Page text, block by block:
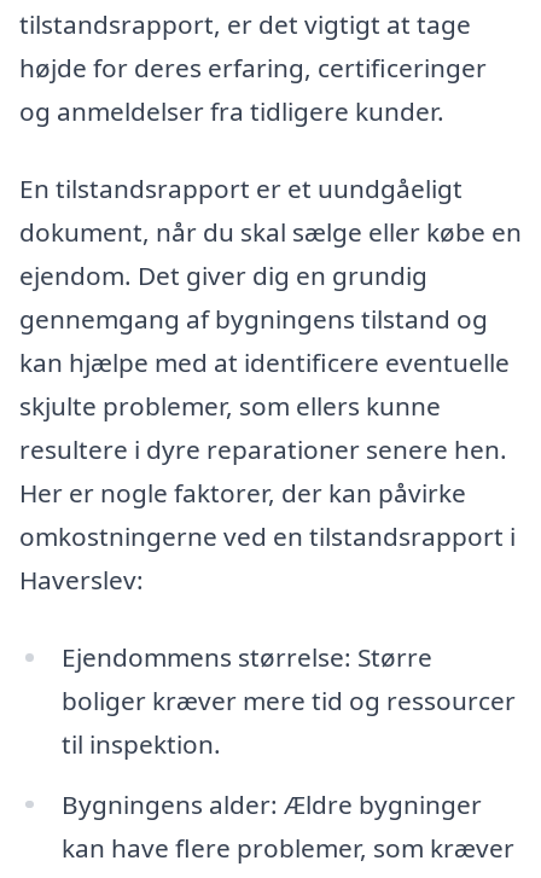
tilstandsrapport, er det vigtigt at tage
højde for deres erfaring, certificeringer
og anmeldelser fra tidligere kunder.
En tilstandsrapport er et uundgåeligt
dokument, når du skal sælge eller købe en
ejendom. Det giver dig en grundig
gennemgang af bygningens tilstand og
kan hjælpe med at identificere eventuelle
skjulte problemer, som ellers kunne
resultere i dyre reparationer senere hen.
Her er nogle faktorer, der kan påvirke
omkostningerne ved en tilstandsrapport i
Haverslev:
Ejendommens størrelse: Større
boliger kræver mere tid og ressourcer
til inspektion.
Bygningens alder: Ældre bygninger
kan have flere problemer, som kræver